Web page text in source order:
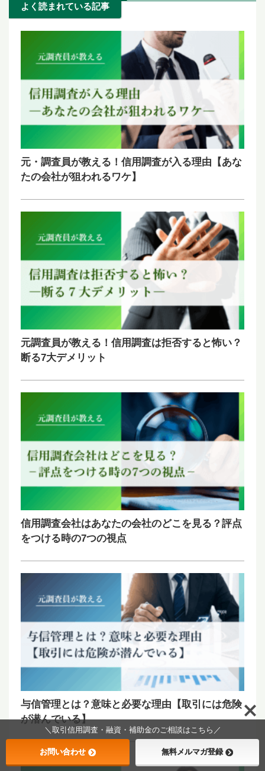
よく読まれている記事
元・調査員が教える！信用調査が入る理由【あな
たの会社が狙われるワケ】
元調査員が教える！信用調査は拒否すると怖い？
断る7大デメリット
信用調査会社はあなたの会社のどこを見る？評点
をつける時の7つの視点
与信管理とは？意味と必要な理由【取引には危険
が潜んでいる】
＼取引信用調査・融資・補助金のご相談はこちら／
お問い合わせ 無料メルマガ登録